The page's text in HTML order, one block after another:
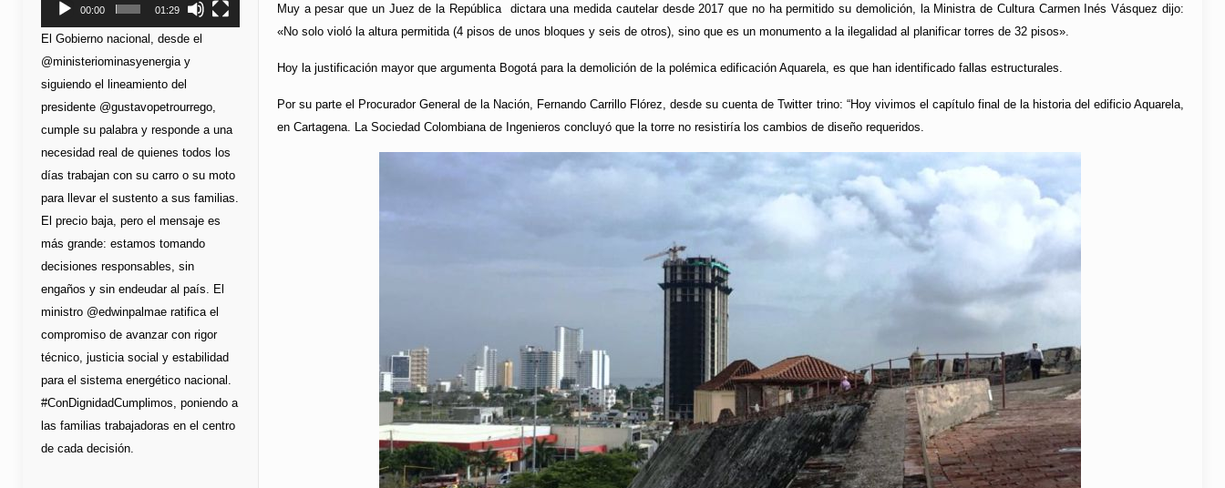
Muy a pesar que un Juez de la República dictara una medida cautelar desde 2017 que no ha permitido su demolición, la Ministra de Cultura Carmen Inés Vásquez dijo:
«No solo violó la altura permitida (4 pisos de unos bloques y seis de otros), sino que es un monumento a la ilegalidad al planificar torres de 32 pisos».
Hoy la justificación mayor que argumenta Bogotá para la demolición de la polémica edificación Aquarela, es que han identificado fallas estructurales.
Por su parte el Procurador General de la Nación, Fernando Carrillo Flórez, desde su cuenta de Twitter trino: “Hoy vivimos el capítulo final de la historia del edificio Aquarela,
en Cartagena. La Sociedad Colombiana de Ingenieros concluyó que la torre no resistiría los cambios de diseño requeridos.
00:00 01:29
El Gobierno nacional, desde el
@ministeriominasyenergia y
siguiendo el lineamiento del
presidente @gustavopetrourrego,
cumple su palabra y responde a una
necesidad real de quienes todos los
días trabajan con su carro o su moto
para llevar el sustento a sus familias.
El precio baja, pero el mensaje es
más grande: estamos tomando
decisiones responsables, sin
engaños y sin endeudar al país. El
ministro @edwinpalmae ratifica el
compromiso de avanzar con rigor
técnico, justicia social y estabilidad
para el sistema energético nacional.
#ConDignidadCumplimos, poniendo a
las familias trabajadoras en el centro
de cada decisión.